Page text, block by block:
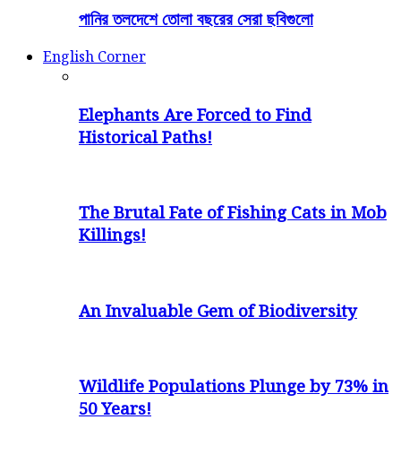
পানির তলদেশে তোলা বছরের সেরা ছবিগুলো
English Corner
Elephants Are Forced to Find
Historical Paths!
The Brutal Fate of Fishing Cats in Mob
Killings!
An Invaluable Gem of Biodiversity
Wildlife Populations Plunge by 73% in
50 Years!